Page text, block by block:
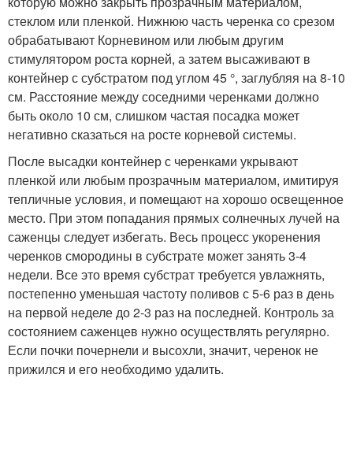
стеклом или пленкой. Нижнюю часть черенка со срезом
обрабатывают Корневином или любым другим
стимулятором роста корней, а затем высаживают в
контейнер с субстратом под углом 45 °, заглубляя на 8-10
см. Расстояние между соседними черенками должно
быть около 10 см, слишком частая посадка может
негативно сказаться на росте корневой системы.
После высадки контейнер с черенками укрывают
пленкой или любым прозрачным материалом, имитируя
тепличные условия, и помещают на хорошо освещенное
место. При этом попадания прямых солнечных лучей на
саженцы следует избегать. Весь процесс укоренения
черенков смородины в субстрате может занять 3-4
недели. Все это время субстрат требуется увлажнять,
постепенно уменьшая частоту поливов с 5-6 раз в день
на первой неделе до 2-3 раз на последней. Контроль за
состоянием саженцев нужно осуществлять регулярно.
Если почки почернели и высохли, значит, черенок не
прижился и его необходимо удалить.